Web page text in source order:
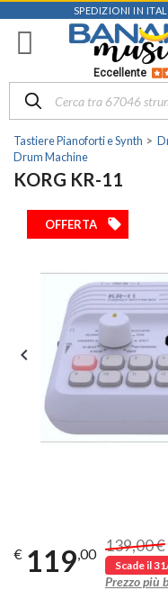
SPEDIZIONI IN
Eccellente
Tastiere Pianoforti e Synth
Drum Machine
KORG KR-11
OFFERTA local_offer

€ 119 ,00 139,00 €
Scade il
Prezzo più